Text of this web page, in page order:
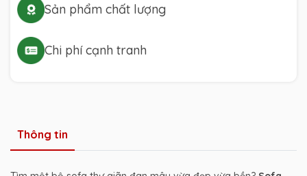
Sản phẩm chất lượng
Chi phí cạnh tranh
Thông tin